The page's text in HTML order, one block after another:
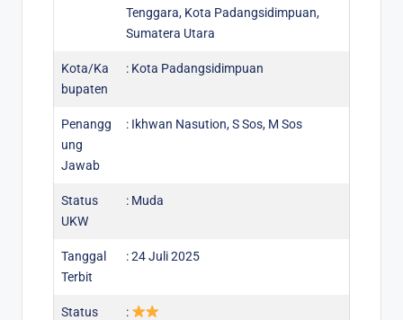
Tenggara, Kota Padangsidimpuan,
Sumatera Utara
Kota/Ka
bupaten
: Kota Padangsidimpuan
Penangg
ung
Jawab
: Ikhwan Nasution, S Sos, M Sos
Status
UKW
: Muda
Tanggal
Terbit
: 24 Juli 2025
Status :